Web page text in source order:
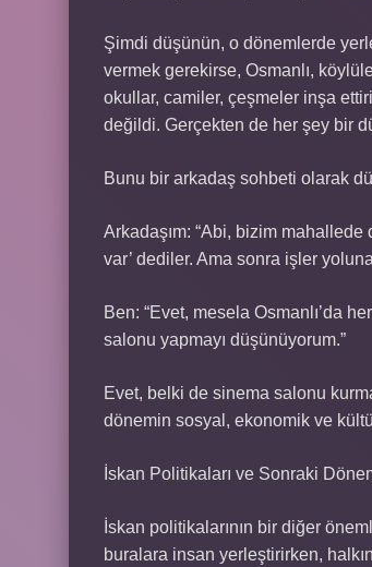
Şimdi düşünün, o dönemlerde
vermek gerekirse, Osmanlı,
okullar, camiler, çeşmeler inşa
değildi. Gerçekten de her şey bir
Bunu bir arkadaş sohbeti olarak
Arkadaşım: “Abi, bizim mahallede
var’ dediler. Ama sonra işler
Ben: “Evet, mesela Osmanlı’da
salonu yapmayı düşünüyorum.”
Evet, belki de sinema salonu
dönemin sosyal, ekonomik ve
İskan Politikaları ve Sonraki
İskan politikalarının bir diğer
buralara insan yerleştirirken,